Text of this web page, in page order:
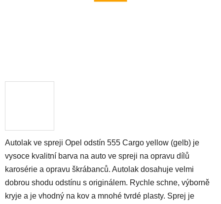
Autolak ve spreji Opel odstín 555 Cargo yellow (gelb) je
vysoce kvalitní barva na auto ve spreji na opravu dílů
karosérie a opravu škrábanců. Autolak dosahuje velmi
dobrou shodu odstínu s originálem. Rychle schne, výborně
kryje a je vhodný na kov a mnohé tvrdé plasty. Sprej je